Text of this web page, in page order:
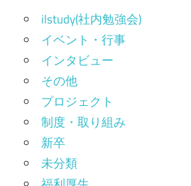
ilstudy(社内勉強会)
イベント・行事
インタビュー
その他
プロジェクト
制度・取り組み
新卒
未分類